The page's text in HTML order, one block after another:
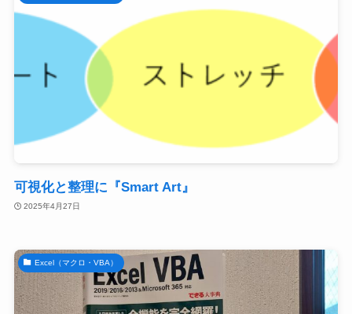
可視化と整理に『Smart Art』
2025年4月27日
Excel（マクロ・VBA）